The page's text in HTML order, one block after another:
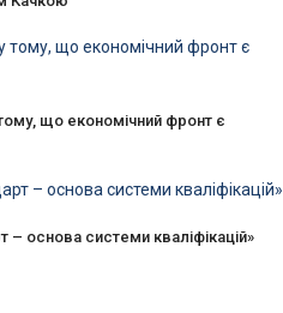
що економічний фронт є
– основа системи кваліфікацій»